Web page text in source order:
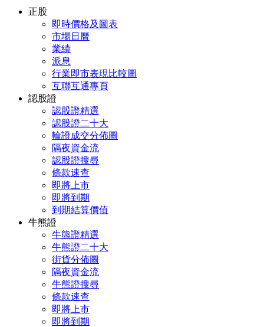
正股
即時價格及圖表
市場日曆
業績
派息
行業即市表現比較圖
互聯互通專頁
認股證
認股證精選
認股證二十大
輪證成交分佈圖
隔夜資金流
認股證搜尋
條款速查
即將上市
即將到期
到期結算價值
牛熊證
牛熊證精選
牛熊證二十大
街貨分佈圖
隔夜資金流
牛熊證搜尋
條款速查
即將上市
即將到期